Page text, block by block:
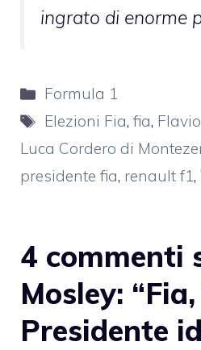
ingrato di enorme
Categorie
Formula 1
Tag
Elezioni Fia,fia,
Luca Cordero di
presidente fia, renault f1,
4 commenti
Mosley:
Presidente